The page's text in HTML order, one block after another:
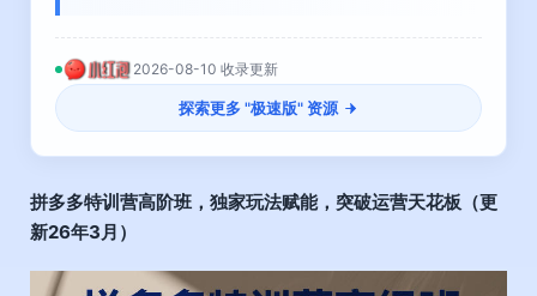
2026-08-10 收录更新
探索更多 "极速版" 资源
拼多多特训营高阶班 ，独家玩法赋能，突破运营天花板（更
新26年3月）